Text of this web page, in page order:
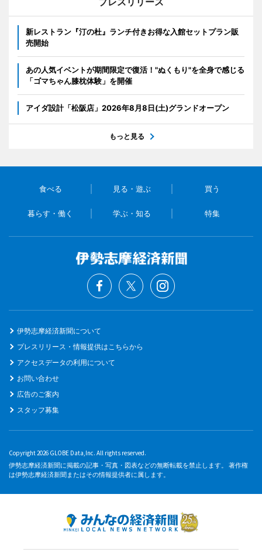
新レストラン『汀の杜』ランチ付きお得な入館セットプラン販
売開始
あの人気イベントが期間限定で復活！"ぬくもり"を全身で感じる
「ゴマちゃん膝枕体験」を開催
アイダ設計「松阪店」2026年8月8日(土)グランドオープン
もっと見る
食べる 見る・遊ぶ 買う
暮らす・働く 学ぶ・知る 特集
伊勢志摩経済新聞について
プレスリリース・情報提供はこちらから
アクセスデータの利用について
お問い合わせ
広告のご案内
スタッフ募集
Copyright 2026 GLOBE Data,Inc. All rights reserved.
伊勢志摩経済新聞に掲載の記事・写真・図表などの無断転載を禁止します。 著作権
は伊勢志摩経済新聞またはその情報提供者に属します。